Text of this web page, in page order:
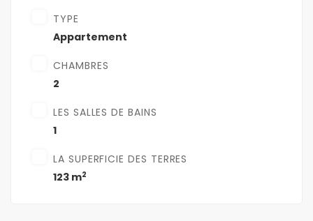
TYPE
Appartement
CHAMBRES
2
LES SALLES DE BAINS
1
LA SUPERFICIE DES TERRES
123 m2